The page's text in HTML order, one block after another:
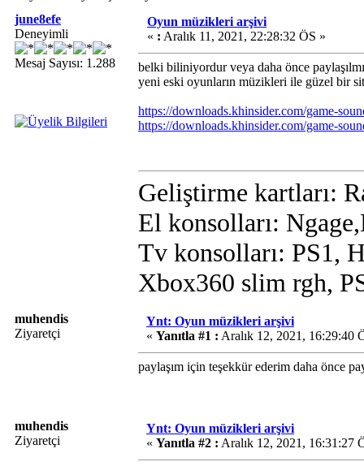
june8efe
Deneyimli
Mesaj Sayısı: 1.288
Oyun müzikleri arşivi
« : Aralık 11, 2021, 22:28:32 ÖS »
belki biliniyordur veya daha önce
yeni eski oyunların müzikleri ile güzel bir
https://downloads.khinsider.com/game-
https://downloads.khinsider.com/game-
Geliştirme kartları:
El konsolları:
Tv konsolları: PS1,
Xbox360 slim rgh,
muhendis
Ziyaretçi
Ynt: Oyun müzikleri arşivi
« Yanıtla #1 : Aralık 12, 2021, 16:29:40
paylaşım için teşekkür ederim daha önce
muhendis
Ziyaretçi
Ynt: Oyun müzikleri arşivi
« Yanıtla #2 : Aralık 12, 2021, 16:31:27